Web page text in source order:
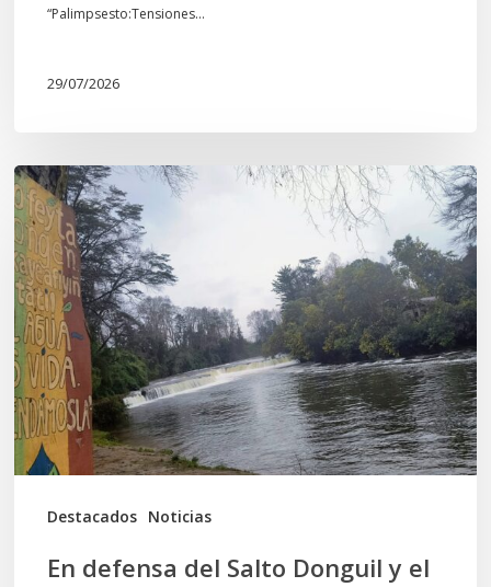
“Palimpsesto:Tensiones…
29/07/2026
Destacados Noticias
En
defensa
del
Salto
Donguil
y
el
territorio
Kuzpe
Mapu
En defensa del Salto Donguil y el